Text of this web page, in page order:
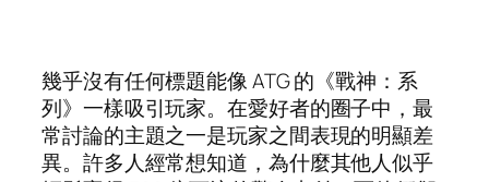
幾乎沒有任何標題能像 ATG 的《戰神：系
列》一樣吸引玩家。在愛好者的圈子中，最
常討論的主題之一是玩家之間表現的明顯差
異。許多人經常想知道，為什麼其他人似乎